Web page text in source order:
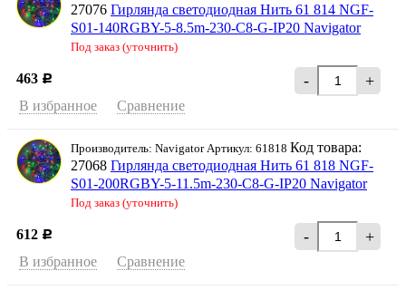
27076 Гирлянда светодиодная Нить 61 814 NGF-
S01-140RGBY-5-8.5m-230-C8-G-IP20 Navigator
Под заказ (уточнить)
463 Р - +
В избранное Сравнение
Производитель: Navigator Артикул: 61818 Код товара:
27068 Гирлянда светодиодная Нить 61 818 NGF-
S01-200RGBY-5-11.5m-230-C8-G-IP20 Navigator
Под заказ (уточнить)
612 Р - +
В избранное Сравнение